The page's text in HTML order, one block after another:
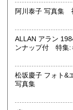
趣味、サブカル
女優・アイドル・
阿川泰子 写真集
ALLAN アラン
ンナップ付 特集:
木村べん 他 少
松坂慶子 フォト
写真集